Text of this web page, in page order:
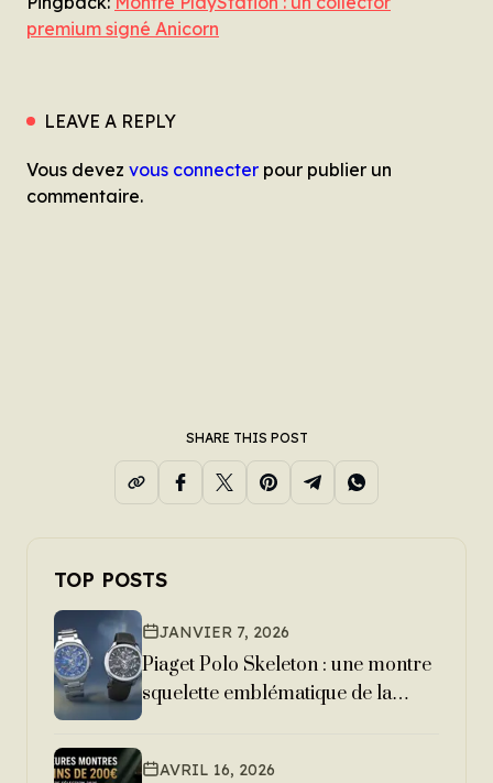
premium signé Anicorn
LEAVE A REPLY
Vous devez vous connecter pour publier un
commentaire.
SHARE THIS POST
TOP POSTS
JANVIER 7, 2026
Piaget Polo Skeleton : une montre
squelette emblématique de la
AVRIL 16, 2026